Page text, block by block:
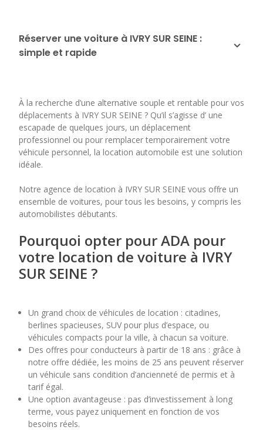
31
1
2 3
7 8 9 10 11
21 22 23 24 25
28 29
Réserver une voiture à IVRY SUR SEINE :
simple et rapide
À la recherche d’une alternative souple et rentable pour vos
déplacements à IVRY SUR SEINE ? Qu’il s’agisse d’ une
escapade de quelques jours, un déplacement
professionnel ou pour remplacer temporairement votre
véhicule personnel, la location automobile est une solution
idéale.
Notre agence de location à IVRY SUR SEINE vous offre un
ensemble de voitures, pour tous les besoins, y compris les
automobilistes débutants.
Pourquoi opter pour ADA pour
votre location de voiture à IVRY
SUR SEINE ?
Un grand choix de véhicules de location : citadines,
berlines spacieuses, SUV pour plus d’espace, ou
véhicules compacts pour la ville, à chacun sa voiture.
Des offres pour conducteurs à partir de 18 ans : grâce à
notre offre dédiée, les moins de 25 ans peuvent réserver
un véhicule sans condition d’ancienneté de permis et à
tarif égal.
Une option avantageuse : pas d’investissement à long
terme, vous payez uniquement en fonction de vos
besoins réels.